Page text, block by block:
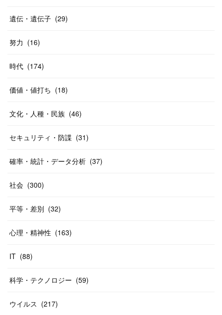
遺伝・遺伝子 (29)
努力 (16)
時代 (174)
価値・値打ち (18)
文化・人種・民族 (46)
セキュリティ・防諜 (31)
確率・統計・データ分析 (37)
社会 (300)
平等・差別 (32)
心理・精神性 (163)
IT (88)
科学・テクノロジー (59)
ウイルス (217)